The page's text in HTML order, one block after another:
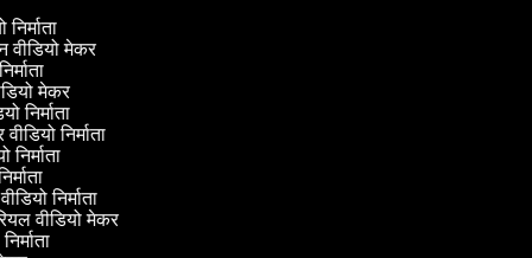
निर्माता
वीडियो मेकर
मेकर
निर्माता
निर्माता
निर्माता
निर्माता
वीडियो मेकर